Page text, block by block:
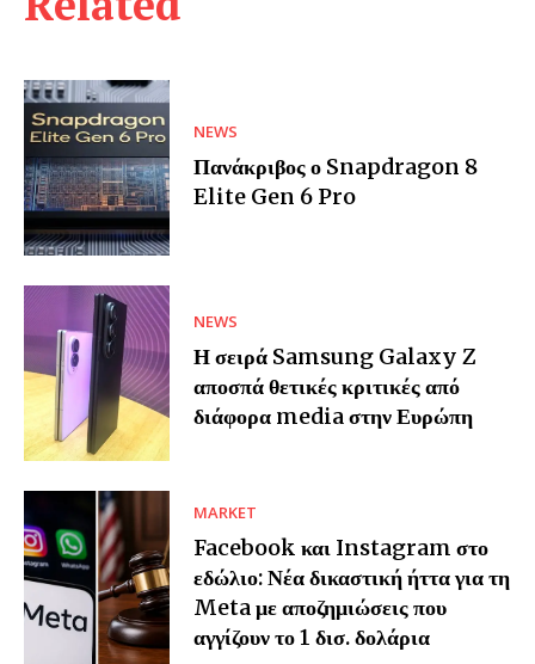
NEWS
Πανάκριβος ο Snapdragon 8
Elite Gen 6 Pro
NEWS
Η σειρά Samsung Galaxy Z
αποσπά θετικές κριτικές από
διάφορα media στην Ευρώπη
MARKET
Facebook και Instagram στο
εδώλιο: Νέα δικαστική ήττα για τη
Meta με αποζημιώσεις που
αγγίζουν το 1 δισ. δολάρια